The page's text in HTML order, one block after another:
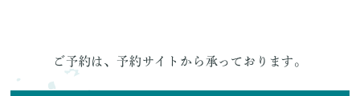
ご予約は、予約サイトから承っております。